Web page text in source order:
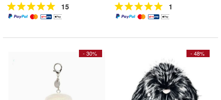
15 1
- 30% - 48%